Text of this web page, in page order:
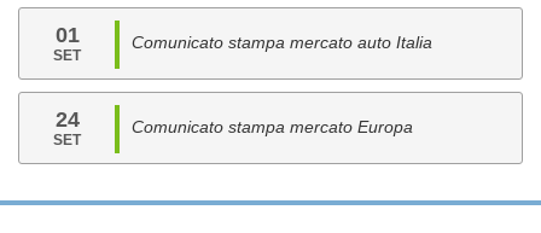
01
SET
Comunicato stampa mercato auto Italia
24
SET
Comunicato stampa mercato Europa